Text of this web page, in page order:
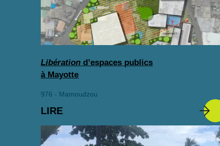
Libération d’espaces publics
à Mayotte
976 - Mamoudzou
LIRE